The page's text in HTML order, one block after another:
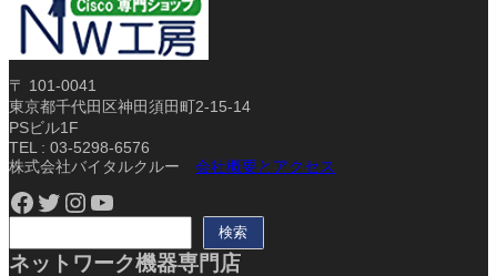
〒 101-0041
東京都千代田区神田須田町2-15-14
PSビル1F
TEL : 03-5298-6576
株式会社バイタルクルー 会社概要とアクセス
Facebook Twitter Instagram YouTube
索
検索
ネットワーク機器専門店